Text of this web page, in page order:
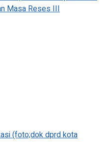
(foto;dok dprd kota